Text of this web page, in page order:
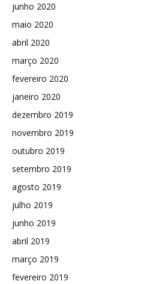
junho 2020
maio 2020
abril 2020
março 2020
fevereiro 2020
janeiro 2020
dezembro 2019
novembro 2019
outubro 2019
setembro 2019
agosto 2019
julho 2019
junho 2019
abril 2019
março 2019
fevereiro 2019